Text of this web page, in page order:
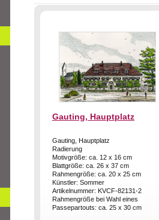
Gauting, Hauptplatz
Gauting, Hauptplatz
Radierung
Motivgröße: ca. 12 x 16 cm
Blattgröße: ca. 26 x 37 cm
Rahmengröße: ca. 20 x 25 cm
Künstler: Sommer
Artikelnummer: KVCF-82131-2
Rahmengröße bei Wahl eines
Passepartouts: ca. 25 x 30 cm